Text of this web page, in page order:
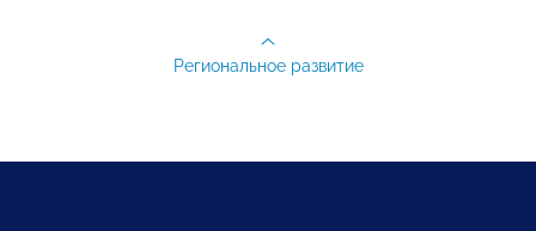
Региональное развитие